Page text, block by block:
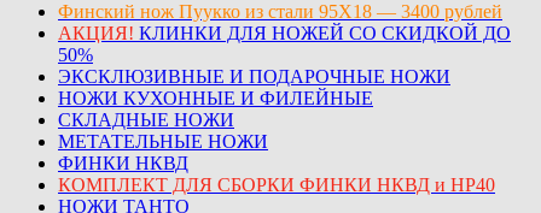
Финский нож Пуукко из стали 95Х18 — 3400 рублей
АКЦИЯ! КЛИНКИ ДЛЯ НОЖЕЙ СО СКИДКОЙ ДО
50%
ЭКСКЛЮЗИВНЫЕ И ПОДАРОЧНЫЕ НОЖИ
НОЖИ КУХОННЫЕ И ФИЛЕЙНЫЕ
СКЛАДНЫЕ НОЖИ
МЕТАТЕЛЬНЫЕ НОЖИ
ФИНКИ НКВД
КОМПЛЕКТ ДЛЯ СБОРКИ ФИНКИ НКВД и НР40
НОЖИ ТАНТО